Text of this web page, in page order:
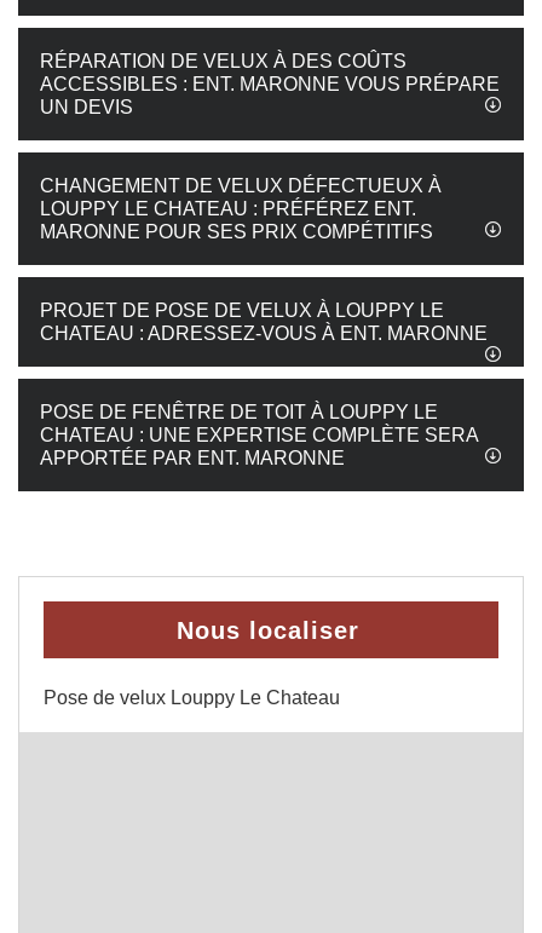
RÉPARATION DE VELUX À DES COÛTS
ACCESSIBLES : ENT. MARONNE VOUS PRÉPARE
UN DEVIS
CHANGEMENT DE VELUX DÉFECTUEUX À
LOUPPY LE CHATEAU : PRÉFÉREZ ENT.
MARONNE POUR SES PRIX COMPÉTITIFS
PROJET DE POSE DE VELUX À LOUPPY LE
CHATEAU : ADRESSEZ-VOUS À ENT. MARONNE
POSE DE FENÊTRE DE TOIT À LOUPPY LE
CHATEAU : UNE EXPERTISE COMPLÈTE SERA
APPORTÉE PAR ENT. MARONNE
Nous localiser
Pose de velux Louppy Le Chateau